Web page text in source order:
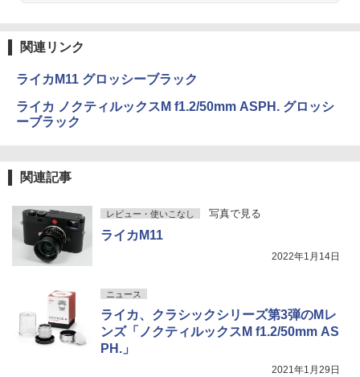
関連リンク
ライカM11 グロッシーブラック
ライカ ノクティルックスM f1.2/50mm ASPH. グロッシ
ーブラック
関連記事
レビュー・使いこなし 写真で見る
ライカM11
2022年1月14日
ニュース
ライカ、クラシックシリーズ第3弾のMレ
ンズ「ノクティルックスM f1.2/50mm AS
PH.」
2021年1月29日